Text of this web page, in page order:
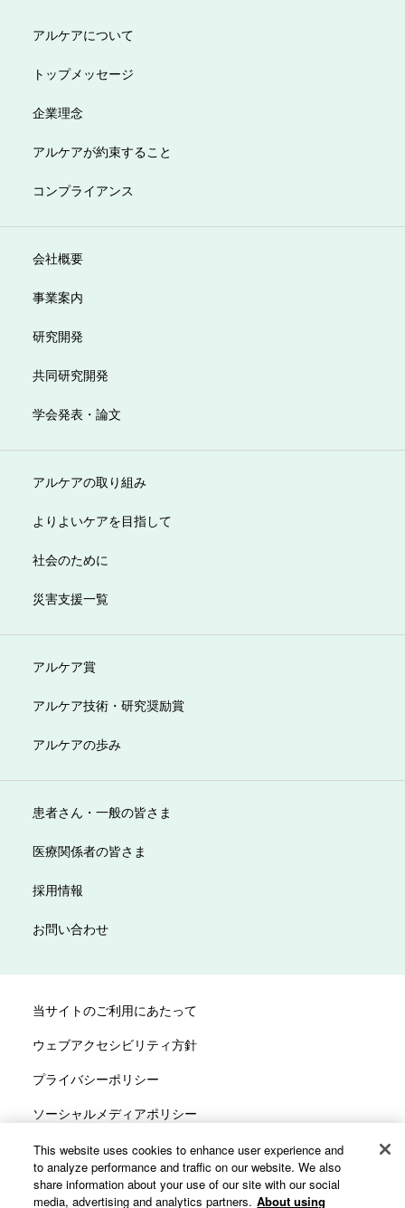
アルケアについて
トップメッセージ
企業理念
アルケアが約束すること
コンプライアンス
会社概要
事業案内
研究開発
共同研究開発
学会発表・論文
アルケアの取り組み
よりよいケアを目指して
社会のために
災害支援一覧
アルケア賞
アルケア技術・研究奨励賞
アルケアの歩み
患者さん・一般の皆さま
医療関係者の皆さま
採用情報
お問い合わせ
当サイトのご利用にあたって
ウェブアクセシビリティ方針
プライバシーポリシー
ソーシャルメディアポリシー
サイトマップ
カスタマーハラスメントへの対応方針
This website uses cookies to enhance user experience and
to analyze performance and traffic on our website. We also
share information about your use of our site with our social
media, advertising and analytics partners. About using